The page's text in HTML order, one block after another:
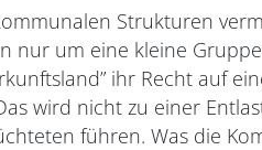
Strukturen
nur um eine kleine Gruppe
ihr Recht auf
wird nicht zu einer
führen. Was die